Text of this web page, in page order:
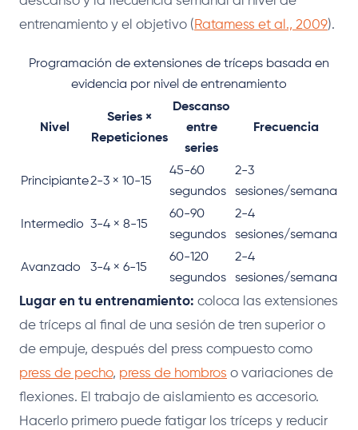
entrenamiento y el objetivo ( Ratamess et al., 2009).
Programación de extensiones de tríceps basada en
evidencia por nivel de entrenamiento
Nivel
Series ×
Repeticiones
Descanso
entre
series
Frecuencia
Principiante2-3 × 10-15
45-60
segundos
2-3
sesiones/semana
Intermedio 3-4 × 8-15
60-90
segundos
2-4
sesiones/semana
Avanzado 3-4 × 6-15
60-120
segundos
2-4
sesiones/semana
Lugar en tu entrenamiento: coloca las extensiones
de tríceps al final de una sesión de tren superior o
de empuje, después del press compuesto como
press de pecho, press de hombros o variaciones de
flexiones. El trabajo de aislamiento es accesorio.
Hacerlo primero puede fatigar los tríceps y reducir